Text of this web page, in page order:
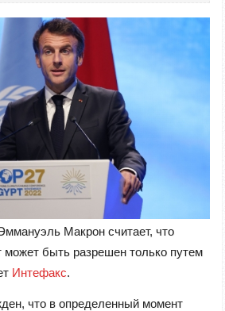
Макрон считает, что
может быть разрешен только путем
Интефакс.
что в определенный момент